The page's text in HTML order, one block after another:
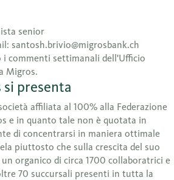
senior
santosh.brivio@migrosbank.ch
i commenti settimanali dell'Ufficio
Migros.
si presenta
affiliata al 100% alla Federazione
e in quanto tale non è quotata in
di concentrarsi in maniera ottimale
piuttosto che sulla crescita del suo
organico di circa 1700 collaboratrici e
70 succursali presenti in tutta la